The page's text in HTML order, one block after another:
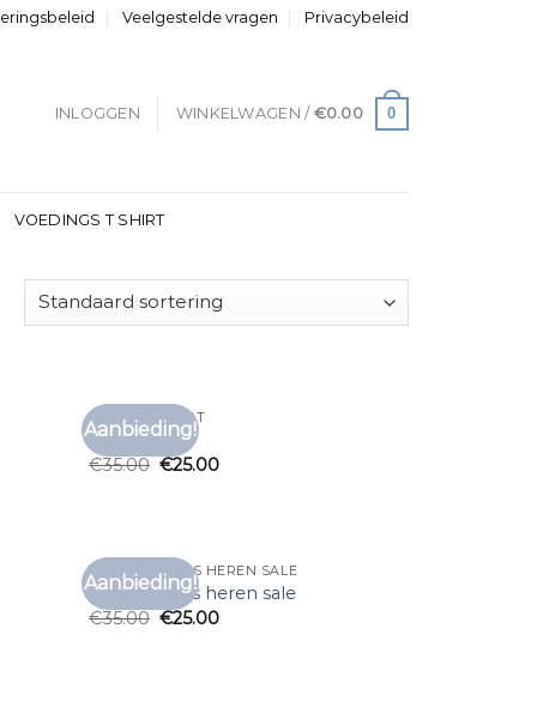
Veelgestelde vragen Privacybeleid
INLOGGEN WINKELWAGEN / €0.00 0
VOEDINGS T SHIRT
Aanbieding!
T SHIRT ZWART
t shirt zwart
€35.00 €25.00
Aanbieding!
MERK T SHIRTS HEREN SALE
merk t shirts heren sale
€35.00 €25.00